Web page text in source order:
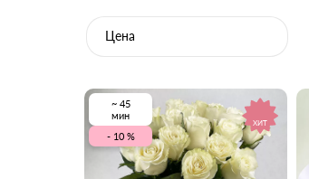
Цена
ХИТ
~ 45
мин
- 10 %